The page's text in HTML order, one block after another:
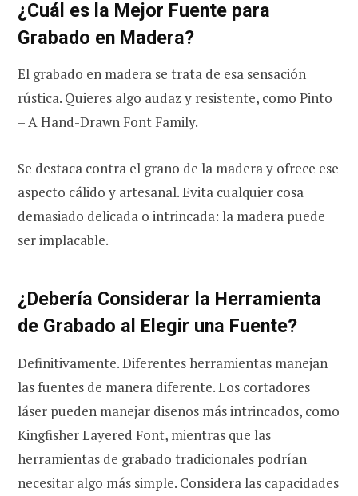
¿Cuál es la Mejor Fuente para
Grabado en Madera?
El grabado en madera se trata de esa sensación
rústica. Quieres algo audaz y resistente, como Pinto
– A Hand-Drawn Font Family.
Se destaca contra el grano de la madera y ofrece ese
aspecto cálido y artesanal. Evita cualquier cosa
demasiado delicada o intrincada: la madera puede
ser implacable.
¿Debería Considerar la Herramienta
de Grabado al Elegir una Fuente?
Definitivamente. Diferentes herramientas manejan
las fuentes de manera diferente. Los cortadores
láser pueden manejar diseños más intrincados, como
Kingfisher Layered Font, mientras que las
herramientas de grabado tradicionales podrían
necesitar algo más simple. Considera las capacidades